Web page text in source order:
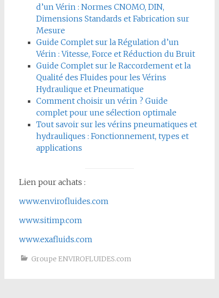
d’un Vérin : Normes CNOMO, DIN,
Dimensions Standards et Fabrication sur
Mesure
Guide Complet sur la Régulation d’un
Vérin : Vitesse, Force et Réduction du Bruit
Guide Complet sur le Raccordement et la
Qualité des Fluides pour les Vérins
Hydraulique et Pneumatique
Comment choisir un vérin ? Guide
complet pour une sélection optimale
Tout savoir sur les vérins pneumatiques et
hydrauliques : Fonctionnement, types et
applications
Lien pour achats :
www.envirofluides.com
www.sitimp.com
www.exafluids.com
Groupe ENVIROFLUIDES.com